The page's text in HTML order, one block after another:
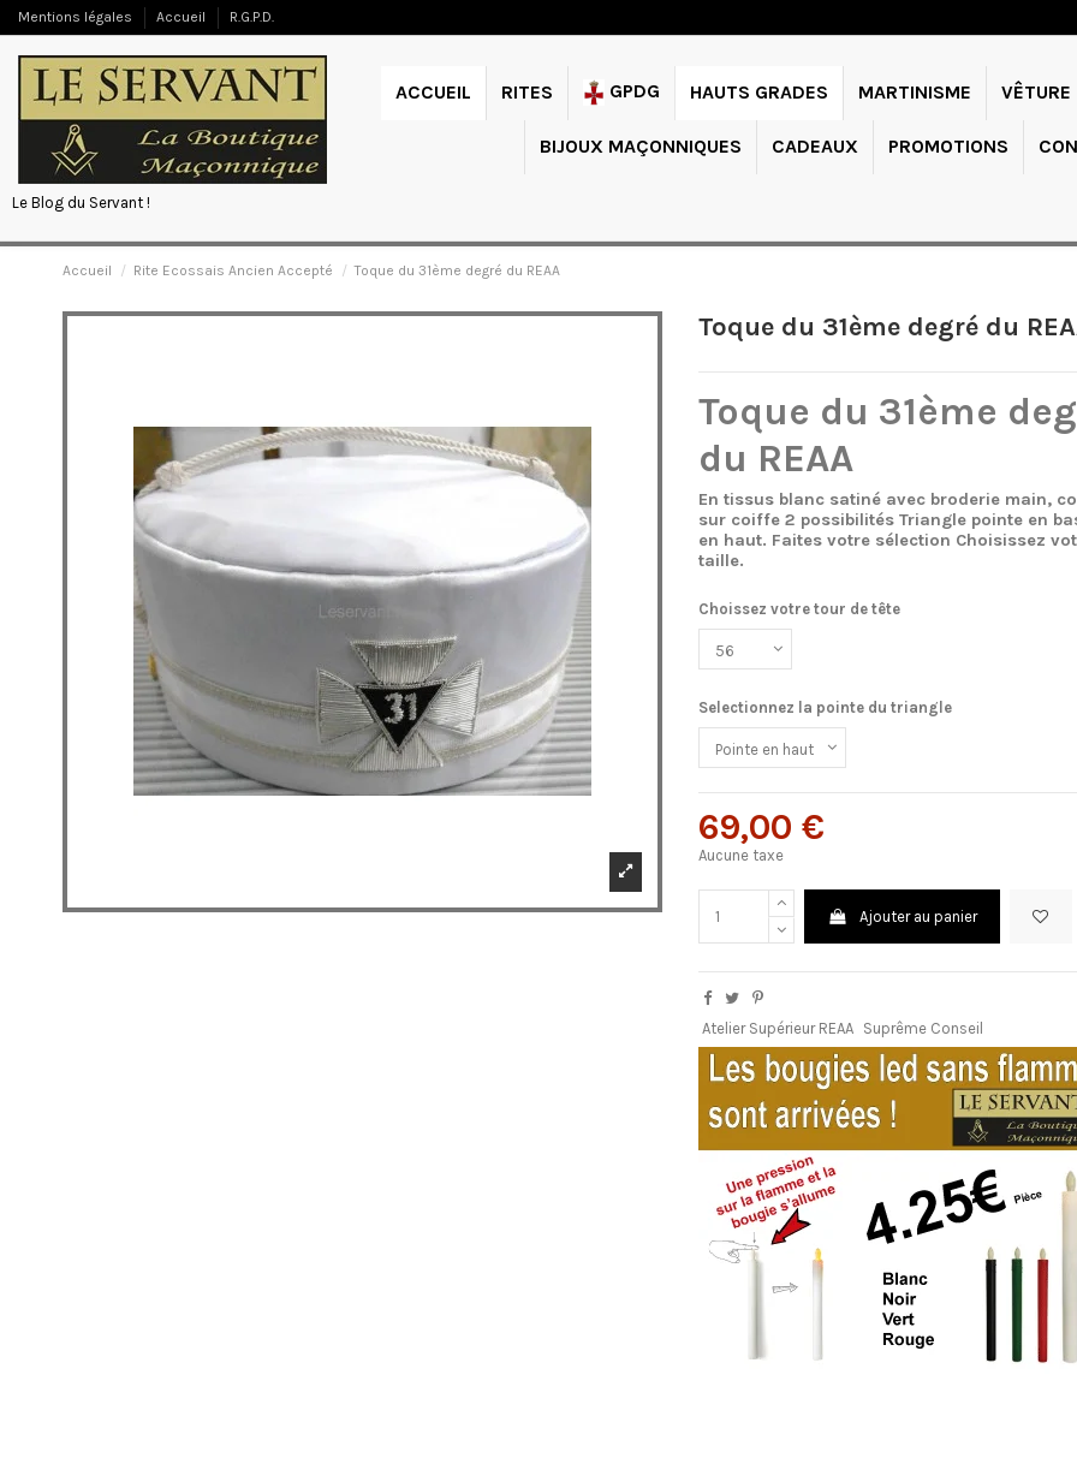
Mentions légales Accueil R.G.P.D.
ACCUEIL RITES GPDG HAUTS GRADES MARTINISME VÊTURE
BIJOUX MAÇONNIQUES CADEAUX PROMOTIONS
Le Blog du Servant !
Accueil Rite Ecossais Ancien Accepté Toque du 31ème degré du REAA
Toque du 31ème degré du
Toque du 31ème
du REAA
En tissus blanc satiné avec broderie main,
sur coiffe 2 possibilités Triangle pointe en
en haut. Faites votre sélection Choisissez
taille.
Choissez votre tour de tête
Selectionnez la pointe du triangle
69,00 €
Aucune taxe
Ajouter au panier
Atelier Supérieur REAA Suprême Conseil